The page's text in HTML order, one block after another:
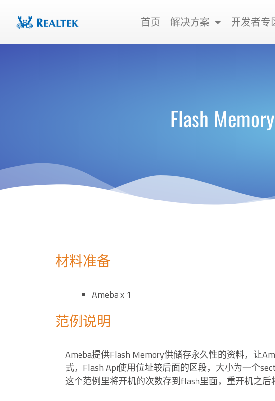
容
首页 解决方案 开发者专
Flash
材料准备
Ameba x 1
范例说明
Ameba提供Flash Memory供储存永久性的资料，让
式，Flash Api使用位址较后面的区段，大小为一个
这个范例里将开机的次数存到flash里面，重开机之